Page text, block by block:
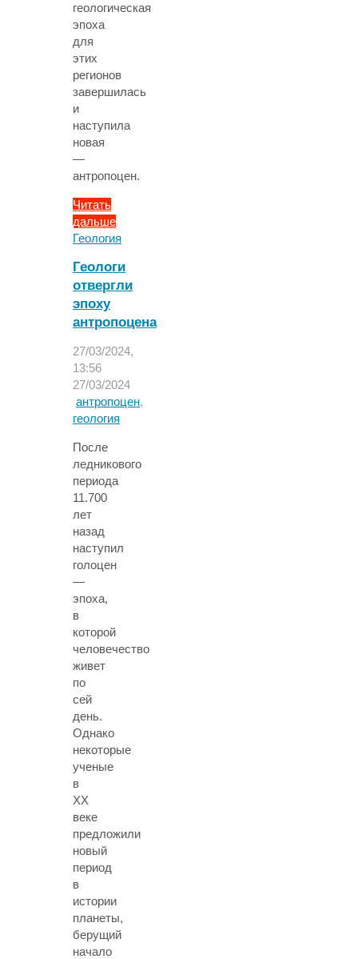
геологическая
эпоха
для
этих
регионов
завершилась
и
наступила
новая
—
антропоцен.
Читать
дальше
"Растаявшие
в
Андах
указали
на
голоцена"
Геология
Геологи
отвергли
эпоху
антропоцена
27/03/2024,
13:56
27/03/2024
антропоцен,
геология
После
ледникового
периода
11.700
лет
назад
наступил
голоцен
—
эпоха,
в
которой
человечество
живет
по
сей
день.
Однако
некоторые
ученые
в
XX
веке
предложили
новый
период
в
истории
планеты,
берущий
начало